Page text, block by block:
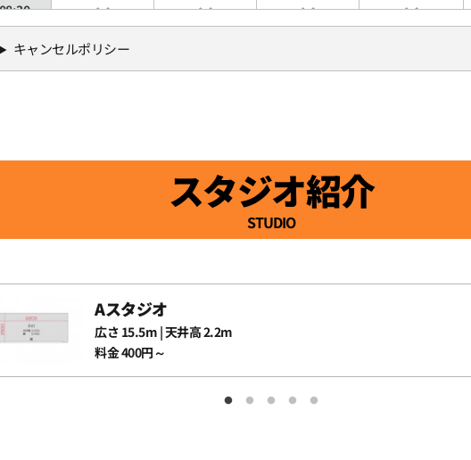
キャンセルポリシー
スタジオ紹介
STUDIO
Aスタジオ
広さ 15.5m | 天井高 2.2m
料金 400円～